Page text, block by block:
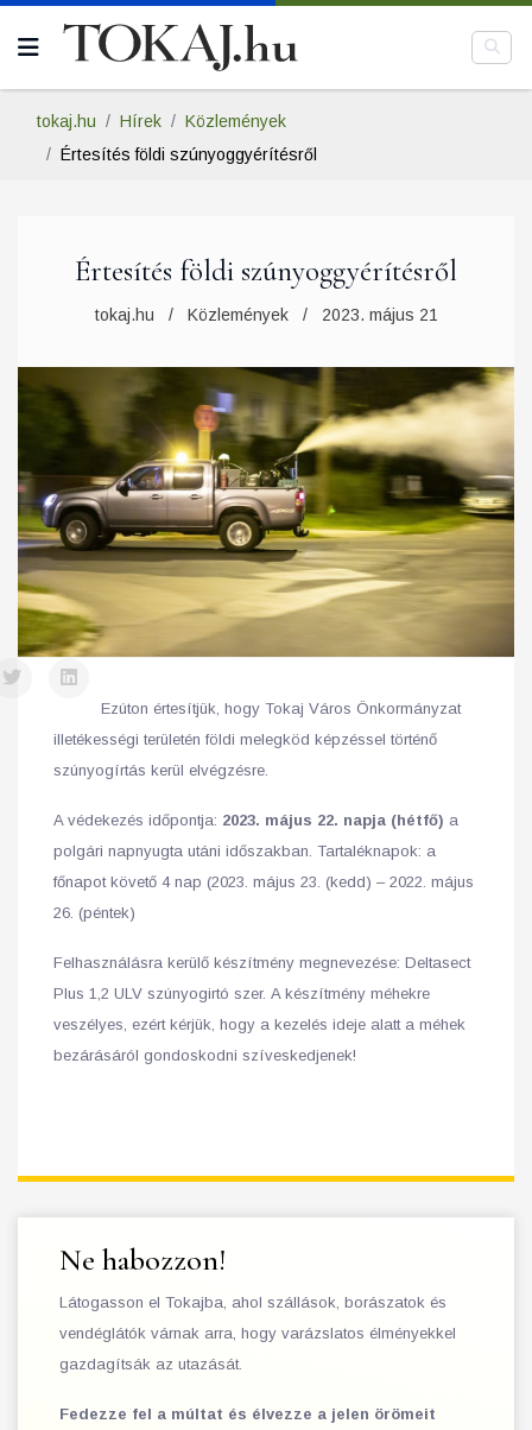
tokaj.hu Hírek
Közlemények
Értesítés földi szúnyoggyérítésről
Értesítés földi szúnyoggyérítésről
tokaj.hu Közlemények 2023. május 21
Ezúton értesítjük, hogy Tokaj Város Önkormányzat
illetékességi területén földi melegköd képzéssel történő
szúnyogírtás kerül elvégzésre.
A védekezés időpontja: 2023. május 22. napja (hétfő) a
polgári napnyugta utáni időszakban. Tartaléknapok: a
főnapot követő 4 nap (2023. május 23. (kedd) – 2022. május
26. (péntek)
Felhasználásra kerülő készítmény megnevezése: Deltasect
Plus 1,2 ULV szúnyogirtó szer. A készítmény méhekre
veszélyes, ezért kérjük, hogy a kezelés ideje alatt a méhek
bezárásáról gondoskodni szíveskedjenek!
Ne habozzon!
Látogasson el Tokajba, ahol szállások, borászatok és
vendéglátók várnak arra, hogy varázslatos élményekkel
gazdagítsák az utazását.
Fedezze fel a múltat és élvezze a jelen örömeit